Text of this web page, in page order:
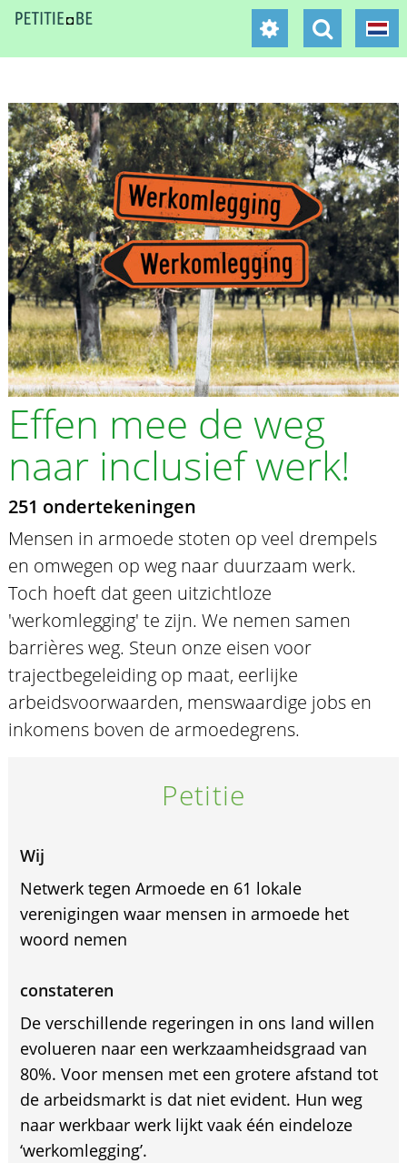
Effen mee de weg
naar inclusief werk!
251 ondertekeningen
Mensen in armoede stoten op veel drempels
en omwegen op weg naar duurzaam werk.
Toch hoeft dat geen uitzichtloze
'werkomlegging' te zijn. We nemen samen
barrières weg. Steun onze eisen voor
trajectbegeleiding op maat, eerlijke
arbeidsvoorwaarden, menswaardige jobs en
inkomens boven de armoedegrens.
Petitie
Wij
Netwerk tegen Armoede en 61 lokale
verenigingen waar mensen in armoede het
woord nemen
constateren
De verschillende regeringen in ons land willen
evolueren naar een werkzaamheidsgraad van
80%. Voor mensen met een grotere afstand tot
de arbeidsmarkt is dat niet evident. Hun weg
naar werkbaar werk lijkt vaak één eindeloze
‘werkomlegging’.